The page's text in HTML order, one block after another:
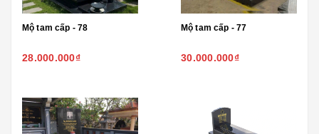
Mộ tam cấp - 78
28.000.000₫
Mộ tam cấp - 77
30.000.000₫